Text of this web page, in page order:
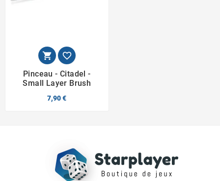
 
Pinceau - Citadel -
Small Layer Brush
7,90 €